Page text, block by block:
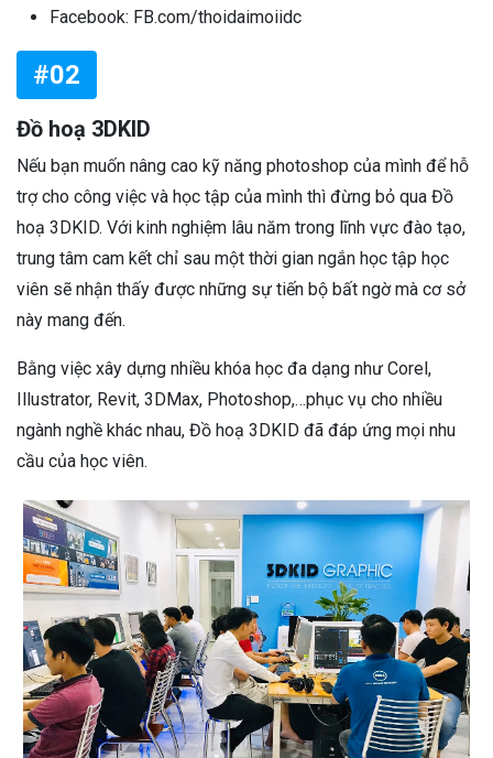
Facebook: FB.com/thoidaimoiidc
#02
Đồ hoạ 3DKID
Nếu bạn muốn nâng cao kỹ năng photoshop của mình để hỗ
trợ cho công việc và học tập của mình thì đừng bỏ qua Đồ
hoạ 3DKID. Với kinh nghiệm lâu năm trong lĩnh vực đào tạo,
trung tâm cam kết chỉ sau một thời gian ngắn học tập học
viên sẽ nhận thấy được những sự tiến bộ bất ngờ mà cơ sở
này mang đến.
Bằng việc xây dựng nhiều khóa học đa dạng như Corel,
Illustrator, Revit, 3DMax, Photoshop,…phục vụ cho nhiều
ngành nghề khác nhau, Đồ hoạ 3DKID đã đáp ứng mọi nhu
cầu của học viên.